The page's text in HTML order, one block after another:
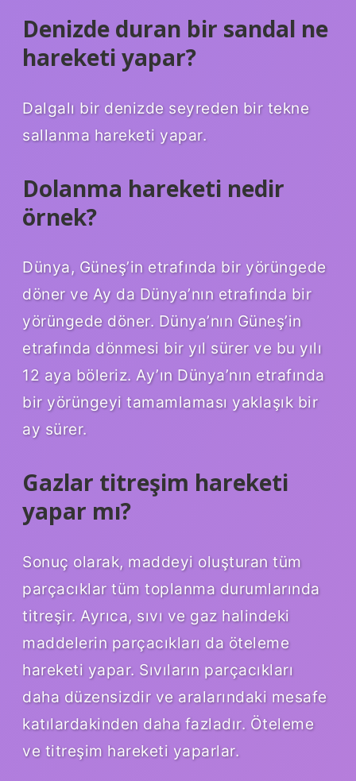
Denizde duran bir sandal ne
hareketi yapar?
Dalgalı bir denizde seyreden bir tekne
sallanma hareketi yapar.
Dolanma hareketi nedir
örnek?
Dünya, Güneş’in etrafında bir yörüngede
döner ve Ay da Dünya’nın etrafında bir
yörüngede döner. Dünya’nın Güneş’in
etrafında dönmesi bir yıl sürer ve bu yılı
12 aya böleriz. Ay’ın Dünya’nın etrafında
bir yörüngeyi tamamlaması yaklaşık bir
ay sürer.
Gazlar titreşim hareketi
yapar mı?
Sonuç olarak, maddeyi oluşturan tüm
parçacıklar tüm toplanma durumlarında
titreşir. Ayrıca, sıvı ve gaz halindeki
maddelerin parçacıkları da öteleme
hareketi yapar. Sıvıların parçacıkları
daha düzensizdir ve aralarındaki mesafe
katılardakinden daha fazladır. Öteleme
ve titreşim hareketi yaparlar.